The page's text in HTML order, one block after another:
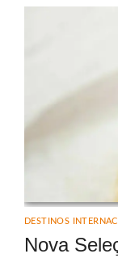
DESTINOS
Nova